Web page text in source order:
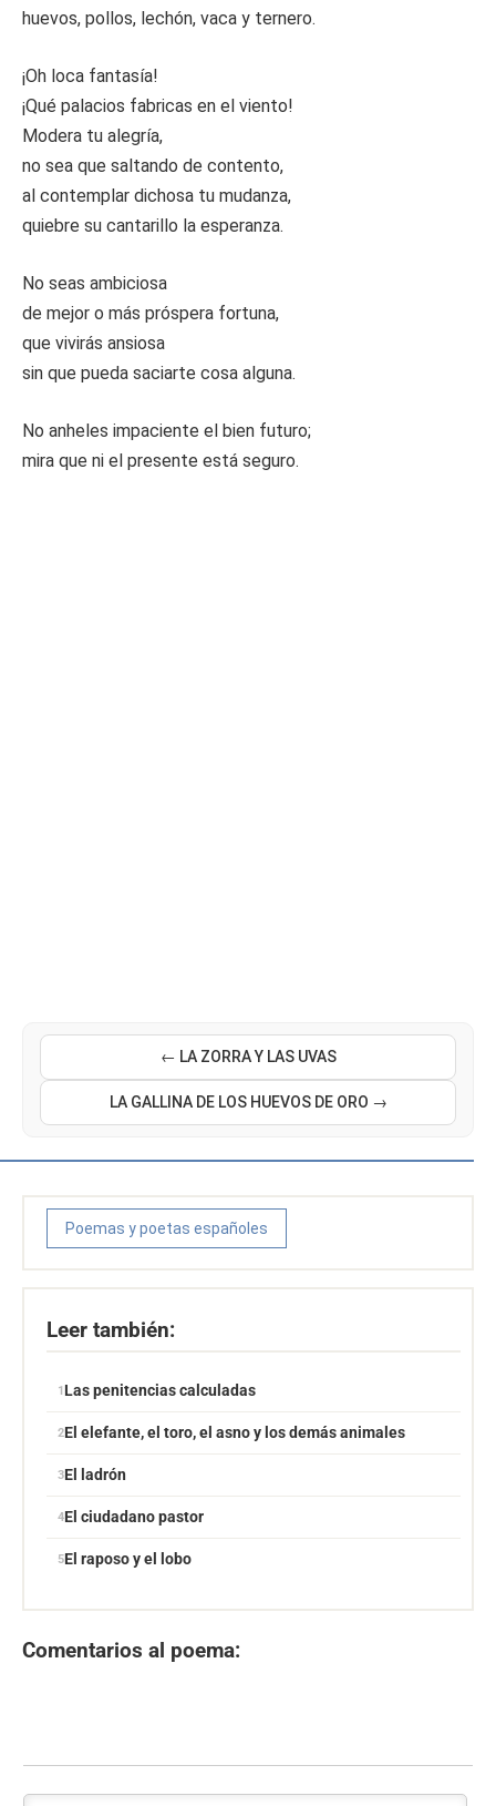
huevos, pollos, lechón, vaca y ternero.
¡Oh loca fantasía!
¡Qué palacios fabricas en el viento!
Modera tu alegría,
no sea que saltando de contento,
al contemplar dichosa tu mudanza,
quiebre su cantarillo la esperanza.
No seas ambiciosa
de mejor o más próspera fortuna,
que vivirás ansiosa
sin que pueda saciarte cosa alguna.
No anheles impaciente el bien futuro;
mira que ni el presente está seguro.
← LA ZORRA Y LAS UVAS
LA GALLINA DE LOS HUEVOS DE ORO →
Poemas y poetas españoles
Leer también:
Las penitencias calculadas
El elefante, el toro, el asno y los demás animales
El ladrón
El ciudadano pastor
El raposo y el lobo
Comentarios al poema: